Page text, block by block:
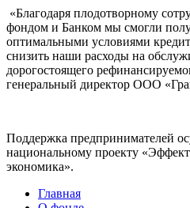
«Благодаря плодотворному
фондом и Банком мы смогли
оптимальными условиями
снизить наши расходы на
дорогостоящего
генеральный директор ООО
Поддержка предпринимателей
национальному проекту
экономика».
Главная